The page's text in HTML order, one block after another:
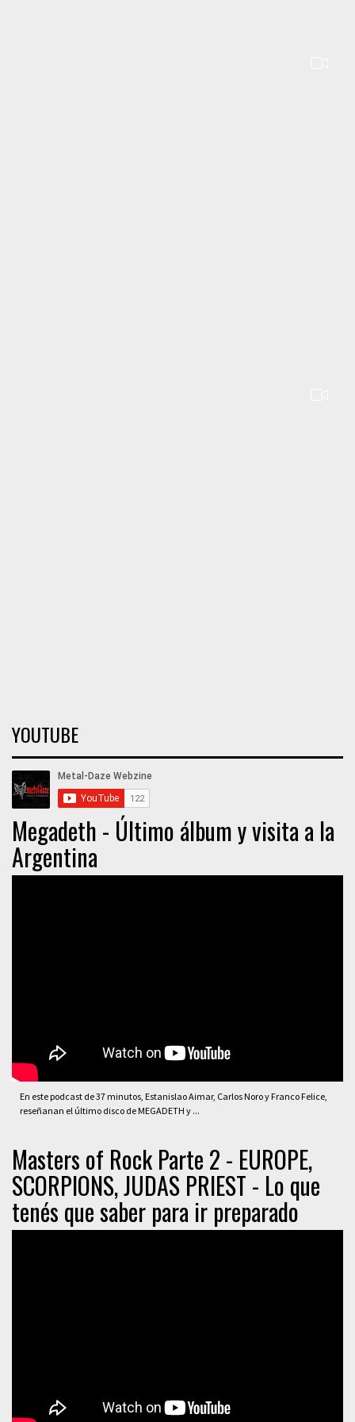
YOUTUBE
Megadeth - Último álbum y visita a la
Argentina
En este podcast de 37 minutos, Estanislao Aimar, Carlos Noro y Franco Felice,
reseñanan el último disco de MEGADETH y ...
Masters of Rock Parte 2 - EUROPE,
SCORPIONS, JUDAS PRIEST - Lo que
tenés que saber para ir preparado